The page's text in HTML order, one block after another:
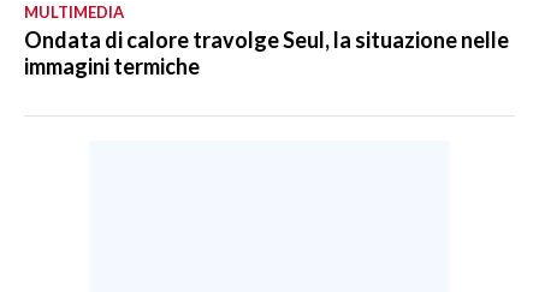
MULTIMEDIA
Ondata di calore travolge Seul, la situazione nelle
immagini termiche